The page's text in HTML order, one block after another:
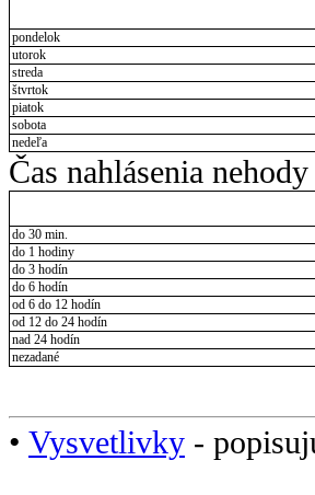
pondelok
utorok
streda
štvrtok
piatok
sobota
nedeľa
Čas nahlásenia nehody
do 30 min.
do 1 hodiny
do 3 hodín
do 6 hodín
od 6 do 12 hodín
od 12 do 24 hodín
nad 24 hodín
nezadané
• Vysvetlivky -